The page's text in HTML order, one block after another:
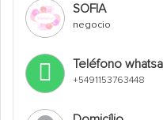
SOFIA
negocio
Teléfono
+5491153763448